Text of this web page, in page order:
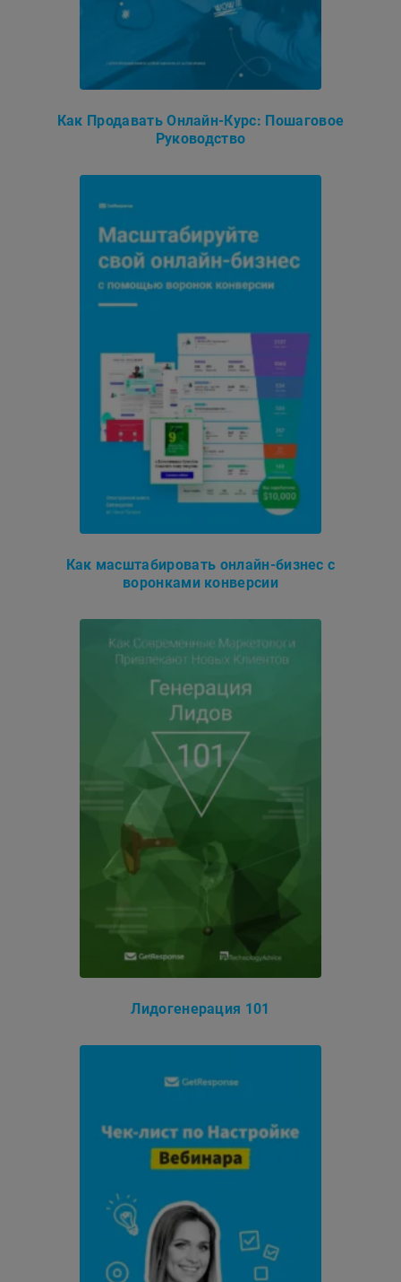
Как Продавать Онлайн-Курс: Пошаговое
Руководство
Как масштабировать онлайн-бизнес с
воронками конверсии
Лидогенерация 101